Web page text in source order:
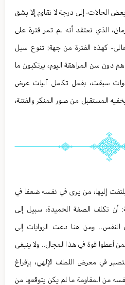
الحالات- إلى درجة لا تقاوم إلا بشق
الذي نعتقد أنه لم تمر فترة على
كهذه الفترة من جهة: تنوع سبل
دون سن المراهقة اليوم، يرتكبون ما
سبقت، بفعل تكامل آليات عرض
المستقبل من صور المنكر والفتنة،
إليها، من يرى في نفسه ضعفا في
أن تكلف الصفة الحميدة، سبيل إلى
النفس.. ومن هنا دعت الروايات إلى
أعطوا قوة في هذا المجال.. ولا ينبغي
في معرض اللطف الإلهي، بإفراغ
من المقاومة ما لم يكن يتوقعها من